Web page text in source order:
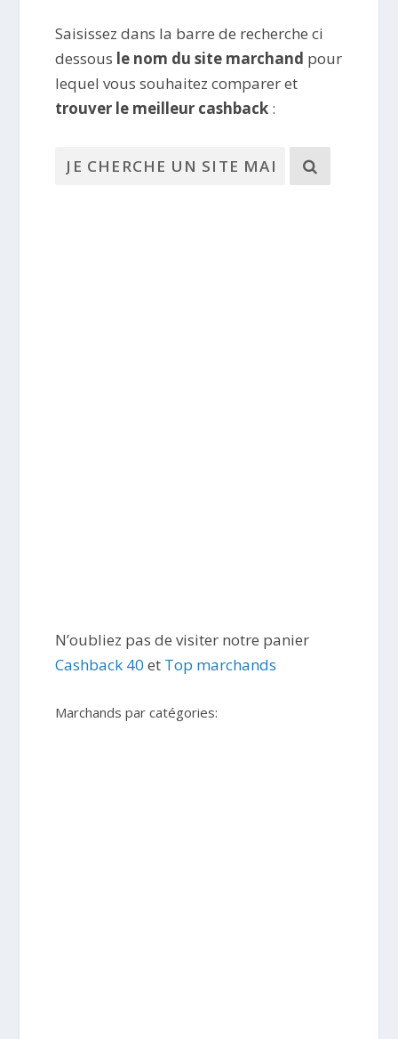
Saisissez dans la barre de recherche ci
dessous le nom du site marchand pour
lequel vous souhaitez comparer et
trouver le meilleur cashback :
N’oubliez pas de visiter notre panier
Cashback 40 et Top marchands
Marchands par catégories: